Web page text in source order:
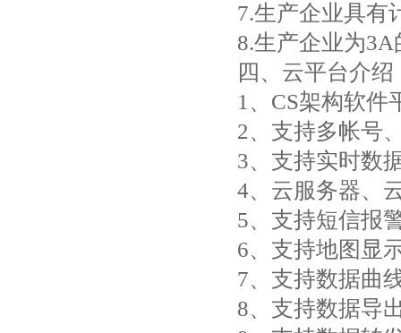
7.生产企业具有
8.生产企业为
四、云平台介绍
1、CS架构软件
2、支持多帐号
3、支持实时数
4、云服务器、
5、支持短信报
6、支持地图显
7、支持数据曲
8、支持数据导